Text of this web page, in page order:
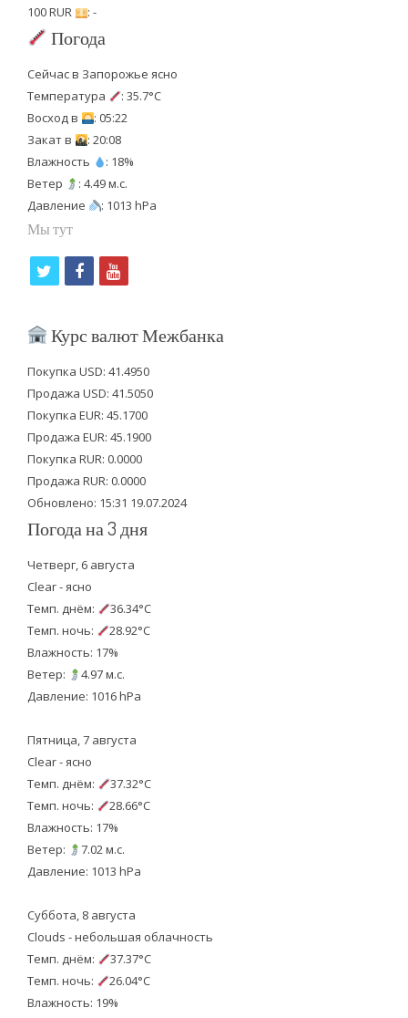
100 RUR
: -
Погода
Сейчас в Запорожье ясно
Температура
: 35.7°C
Восход в
: 05:22
Закат в
: 20:08
Влажность
: 18%
Ветер
: 4.49 м.с.
Давление
: 1013 hPa
Мы тут
i
t
e
r
f
c
b
o
o
k
y
u
u
b
e
Курс валют Межбанка
Покупка USD: 41.4950
Продажа USD: 41.5050
Покупка EUR: 45.1700
Продажа EUR: 45.1900
Покупка RUR: 0.0000
Продажа RUR: 0.0000
Обновлено: 15:31 19.07.2024
Погода на 3 дня
Четверг, 6 августа
Clear - ясно
Темп. днём:
36.34°C
Темп. ночь:
28.92°C
Влажность: 17%
Ветер:
4.97 м.с.
Давление: 1016 hPa
Пятница, 7 августа
Clear - ясно
Темп. днём:
37.32°C
Темп. ночь:
28.66°C
Влажность: 17%
Ветер:
7.02 м.с.
Давление: 1013 hPa
Суббота, 8 августа
Clouds - небольшая облачность
Темп. днём:
37.37°C
Темп. ночь:
26.04°C
Влажность: 19%